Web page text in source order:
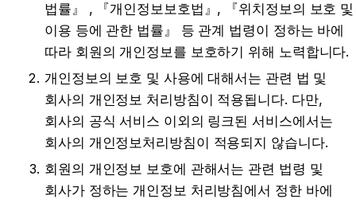
법률』 , 『개인정보보호법』, 『위치정보의 보호 및
이용 등에 관한 법률』 등 관계 법령이 정하는 바에
따라 회원의 개인정보를 보호하기 위해 노력합니다.
개인정보의 보호 및 사용에 대해서는 관련 법 및
회사의 개인정보 처리방침이 적용됩니다. 다만,
회사의 공식 서비스 이외의 링크된 서비스에서는
회사의 개인정보처리방침이 적용되지 않습니다.
회원의 개인정보 보호에 관해서는 관련 법령 및
회사가 정하는 개인정보 처리방침에서 정한 바에